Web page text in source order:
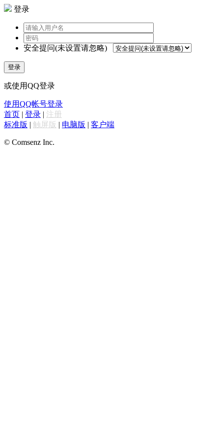
登录
安全提问(未设置请忽略)
登录
或使用QQ登录
使用QQ帐号登录
首页 | 登录 | 注册
标准版 | 触屏版 | 电脑版 | 客户端
© Comsenz Inc.